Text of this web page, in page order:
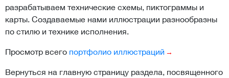
разрабатываем технические схемы, пиктограммы и
карты. Создаваемые нами иллюстрации разнообразны
по стилю и технике исполнения.
Просмотр всего портфолио иллюстраций
Вернуться на главную страницу раздела, посвященного